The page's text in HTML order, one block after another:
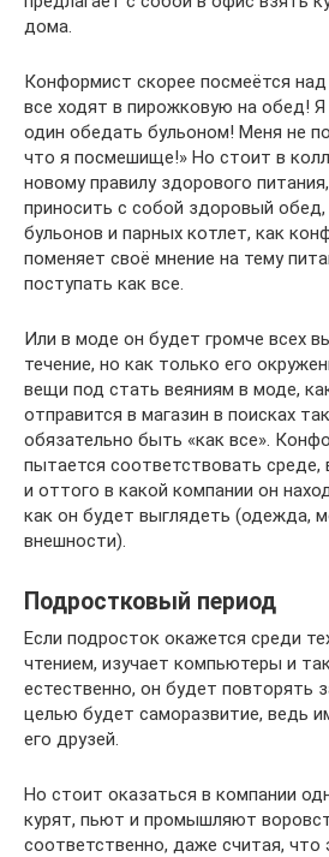
дома.
Конформист скорее посмеётся над
все ходят в пирожковую на обед! Я
один обедать бульоном! Меня не
что я посмешище!» Но стоит в
новому правилу здорового
приносить с собой здоровый
бульонов и парных котлет, как
поменяет своё мнение на тему
поступать как все.
Или в моде он будет громче всех
течение, но как только его
вещи под стать веяниям в моде,
отправится в магазин в поисках
обязательно быть «как все».
пытается соответствовать среде,
и оттого в какой компании он
как он будет выглядеть (одежда,
внешности).
Подростковый период
Если подросток окажется среди
чтением, изучает компьютеры и
естественно, он будет повторять
целью будет саморазвитие, ведь
его друзей.
Но стоит оказаться в компании
курят, пьют и промышляют
соответственно, даже считая, что